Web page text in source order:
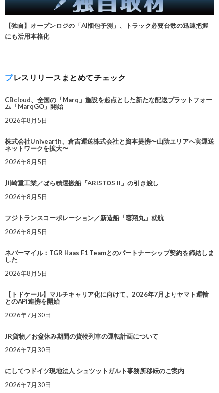
【独自】オープンロジの「AI梱包予測」、トラック必要台数の迅速把握
にも活用本格化
プレスリリースまとめてチェック
CBcloud、全国の「Marq」施設を起点とした新たな配送プラットフォー
ム「MarqGO」開始
2026年8月5日
株式会社Univearth、倉吉運送株式会社と資本提携〜山陰エリアへ実運送
ネットワークを拡大〜
2026年8月5日
川崎重工業／ばら積運搬船「ARISTOS II」の引き渡し
2026年8月5日
フジトランスコーポレーション／新造船「蓉翔丸」就航
2026年8月5日
ネバーマイル：TGR Haas F1 Teamとのパートナーシップ契約を締結しま
した
2026年8月5日
【トドケール】マルチキャリア化に向けて、2026年7月よりヤマト運輸
とのAPI連携を開始
2026年7月30日
JR貨物／お盆休み期間の貨物列車の運転計画について
2026年7月30日
にしてつドイツ現地法人 シュツットガルト事務所移転のご案内
2026年7月30日